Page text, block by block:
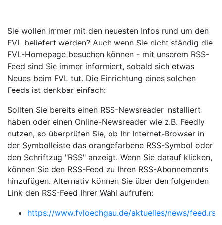
Sie wollen immer mit den neuesten Infos rund um den
FVL beliefert werden? Auch wenn Sie nicht ständig die
FVL-Homepage besuchen können - mit unserem RSS-
Feed sind Sie immer informiert, sobald sich etwas
Neues beim FVL tut. Die Einrichtung eines solchen
Feeds ist denkbar einfach:
Sollten Sie bereits einen RSS-Newsreader installiert
haben oder einen Online-Newsreader wie z.B. Feedly
nutzen, so überprüfen Sie, ob Ihr Internet-Browser in
der Symbolleiste das orangefarbene RSS-Symbol oder
den Schriftzug "RSS" anzeigt. Wenn Sie darauf klicken,
können Sie den RSS-Feed zu Ihren RSS-Abonnements
hinzufügen. Alternativ können Sie über den folgenden
Link den RSS-Feed Ihrer Wahl aufrufen:
https://www.fvloechgau.de/aktuelles/news/feed.rss